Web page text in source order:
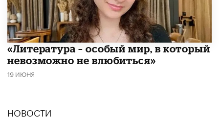
​«Литература – особый мир, в который
невозможно не влюбиться»
19 ИЮНЯ
НОВОСТИ